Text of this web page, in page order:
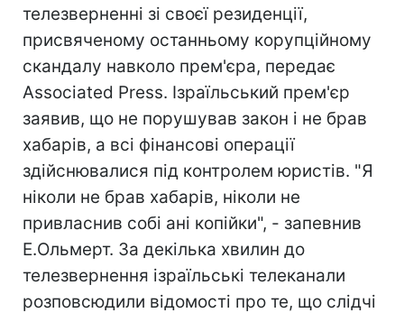
телезверненні зі своєї резиденції,
присвяченому останньому корупційному
скандалу навколо прем'єра, передає
Associated Press. Ізраїльський прем'єр
заявив, що не порушував закон і не брав
хабарів, а всі фінансові операції
здійснювалися під контролем юристів. "Я
ніколи не брав хабарів, ніколи не
привласнив собі ані копійки", - запевнив
Е.Ольмерт. За декілька хвилин до
телезвернення ізраїльські телеканали
розповсюдили відомості про те, що слідчі